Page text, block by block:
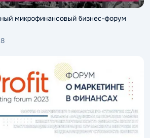
микрофинансовый бизнес-форум